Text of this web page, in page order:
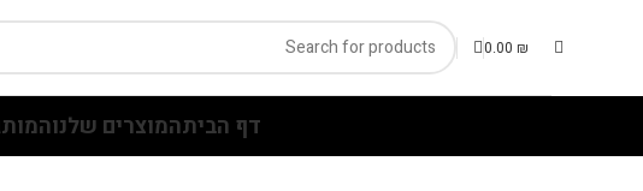
0.00 ₪
דף הביתהמוצרים שלנו